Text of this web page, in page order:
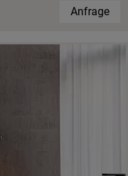
Anfrage